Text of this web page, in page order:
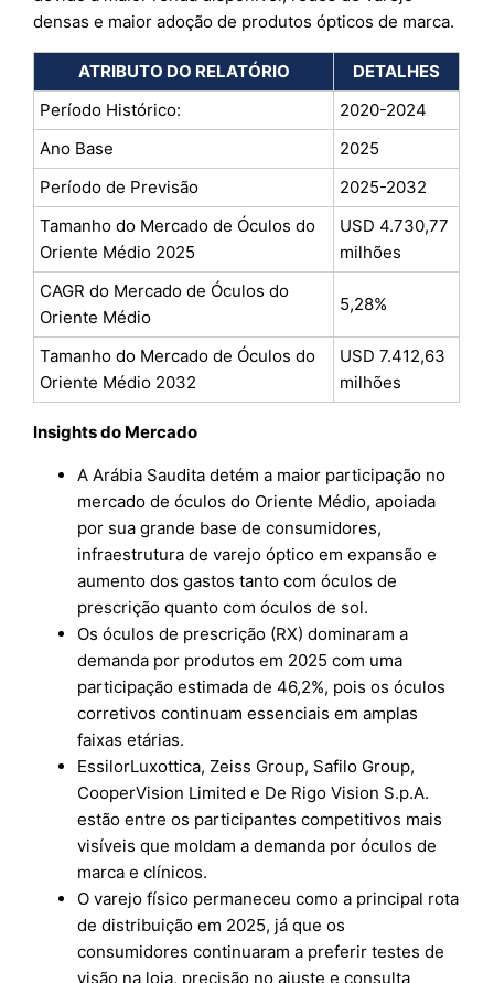
densas e maior adoção de produtos ópticos de marca.
ATRIBUTO DO RELATÓRIO
DETALHES
Período Histórico:
2020-2024
Ano Base
2025
Período de Previsão
2025-2032
Tamanho do Mercado de Óculos do
Oriente Médio 2025
USD 4.730,77
milhões
CAGR do Mercado de Óculos do
Oriente Médio
5,28%
Tamanho do Mercado de Óculos do
Oriente Médio 2032
USD 7.412,63
milhões
Insights do Mercado
A Arábia Saudita detém a maior participação no
mercado de óculos do Oriente Médio, apoiada
por sua grande base de consumidores,
infraestrutura de varejo óptico em expansão e
aumento dos gastos tanto com óculos de
prescrição quanto com óculos de sol.
Os óculos de prescrição (RX) dominaram a
demanda por produtos em 2025 com uma
participação estimada de 46,2%, pois os óculos
corretivos continuam essenciais em amplas
faixas etárias.
EssilorLuxottica, Zeiss Group, Safilo Group,
CooperVision Limited e De Rigo Vision S.p.A.
estão entre os participantes competitivos mais
visíveis que moldam a demanda por óculos de
marca e clínicos.
O varejo físico permaneceu como a principal rota
de distribuição em 2025, já que os
consumidores continuaram a preferir testes de
visão na loja, precisão no ajuste e consulta